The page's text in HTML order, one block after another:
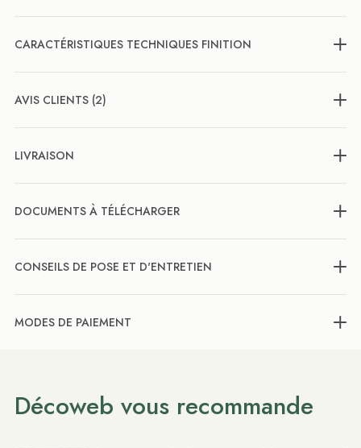
CARACTÉRISTIQUES TECHNIQUES FINITION
AVIS CLIENTS (2)
LIVRAISON
DOCUMENTS À TÉLÉCHARGER
CONSEILS DE POSE ET D'ENTRETIEN
MODES DE PAIEMENT
Décoweb vous recommande